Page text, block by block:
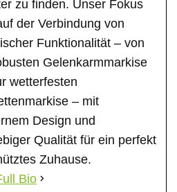
zu finden. Unser Fokus
der Verbindung von
Funktionalität – von
Gelenkarmmarkise
wetterfesten
– mit
Design und
Qualität für ein perfekt
Zuhause.
Bio